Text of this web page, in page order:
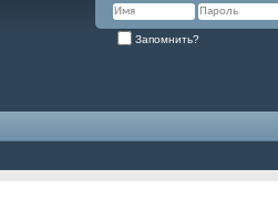
Запомнить?